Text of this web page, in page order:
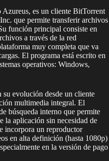
es un cliente BitTorrent
que permite transferir archivos
función principal consiste en
a través de la red
muy completa que va
El programa está escrito en
operativos: Windows,
su evolución desde un cliente
multimedia integral. El
búsqueda interno que permite
la aplicación sin necesidad de
incorpora un reproductor
en alta definición (hasta 1080p)
en la versión de pago